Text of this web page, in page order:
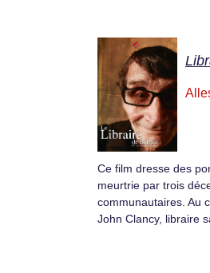
Ce film dresse des
meurtrie par trois
communautaires. Au
John Clancy, libraire